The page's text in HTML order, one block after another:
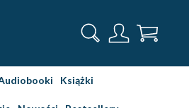
Książki